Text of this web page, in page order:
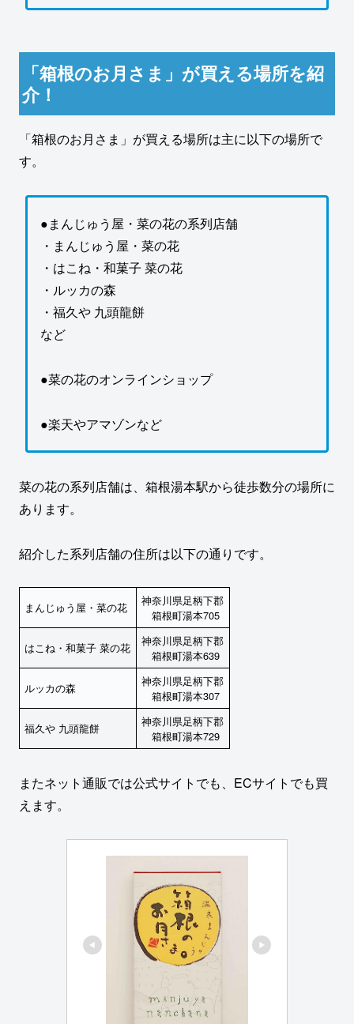
「箱根のお月さま」が買える場所を紹
介！
「箱根のお月さま」が買える場所は主に以下の場所で
す。
●まんじゅう屋・菜の花の系列店舗
・まんじゅう屋・菜の花
・はこね・和菓子 菜の花
・ルッカの森
・福久や 九頭龍餅
など
●菜の花のオンラインショップ
●楽天やアマゾンなど
菜の花の系列店舗は、箱根湯本駅から徒歩数分の場所に
あります。
紹介した系列店舗の住所は以下の通りです。
まんじゅう屋・菜の花
神奈川県足柄下郡
箱根町湯本705
はこね・和菓子 菜の花
神奈川県足柄下郡
箱根町湯本639
ルッカの森
神奈川県足柄下郡
箱根町湯本307
福久や 九頭龍餅
神奈川県足柄下郡
箱根町湯本729
またネット通販では公式サイトでも、ECサイトでも買
えます。